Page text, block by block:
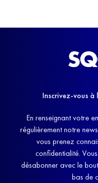
Inscrivez-vous
En renseignant votre
régulièrement notre
vous prenez
confidentialité.
désabonner avec le
bas de